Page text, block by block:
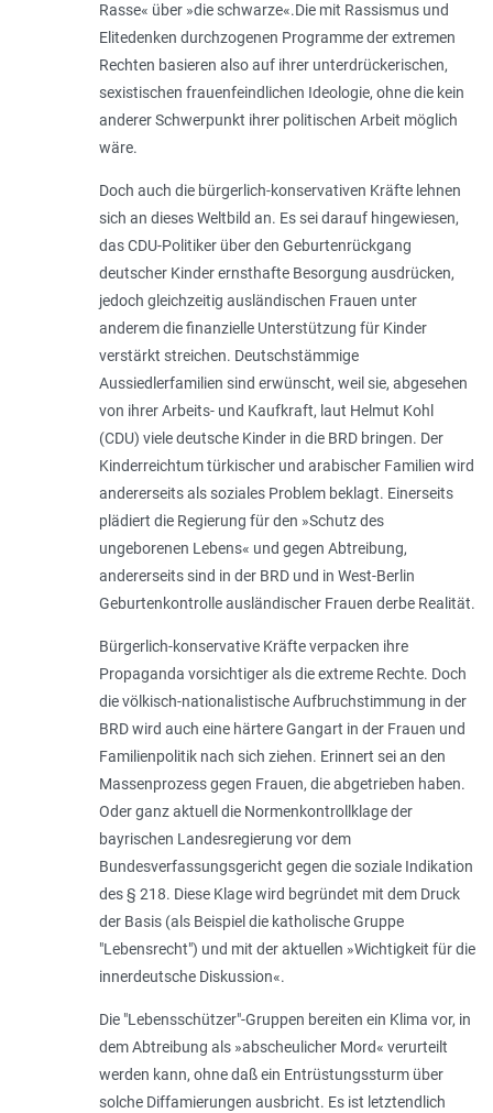
Rasse« über »die schwarze«.Die mit Rassismus und
Elitedenken durchzogenen Programme der extremen
Rechten basieren also auf ihrer unterdrückerischen,
sexistischen frauenfeindlichen Ideologie, ohne die kein
anderer Schwerpunkt ihrer politischen Arbeit möglich
wäre.
Doch auch die bürgerlich-konservativen Kräfte lehnen
sich an dieses Weltbild an. Es sei darauf hingewiesen,
das CDU-Politiker über den Geburtenrückgang
deutscher Kinder ernsthafte Besorgung ausdrücken,
jedoch gleichzeitig ausländischen Frauen unter
anderem die finanzielle Unterstützung für Kinder
verstärkt streichen. Deutschstämmige
Aussiedlerfamilien sind erwünscht, weil sie, abgesehen
von ihrer Arbeits- und Kaufkraft, laut Helmut Kohl
(CDU) viele deutsche Kinder in die BRD bringen. Der
Kinderreichtum türkischer und arabischer Familien wird
andererseits als soziales Problem beklagt. Einerseits
plädiert die Regierung für den »Schutz des
ungeborenen Lebens« und gegen Abtreibung,
andererseits sind in der BRD und in West-Berlin
Geburtenkontrolle ausländischer Frauen derbe Realität.
Bürgerlich-konservative Kräfte verpacken ihre
Propaganda vorsichtiger als die extreme Rechte. Doch
die völkisch-nationalistische Aufbruchstimmung in der
BRD wird auch eine härtere Gangart in der Frauen und
Familienpolitik nach sich ziehen. Erinnert sei an den
Massenprozess gegen Frauen, die abgetrieben haben.
Oder ganz aktuell die Normenkontrollklage der
bayrischen Landesregierung vor dem
Bundesverfassungsgericht gegen die soziale Indikation
des § 218. Diese Klage wird begründet mit dem Druck
der Basis (als Beispiel die katholische Gruppe
"Lebensrecht") und mit der aktuellen »Wichtigkeit für die
innerdeutsche Diskussion«.
Die "Lebensschützer"-Gruppen bereiten ein Klima vor, in
dem Abtreibung als »abscheulicher Mord« verurteilt
werden kann, ohne daß ein Entrüstungssturm über
solche Diffamierungen ausbricht. Es ist letztendlich